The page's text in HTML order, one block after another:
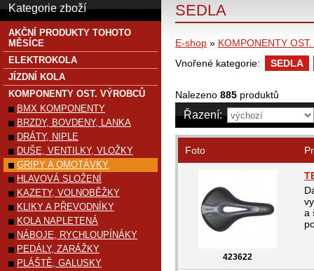
SEDLA
E-shop » KOMPONENTY
Vnořené kategorie:
SEDLA
Nalezeno 885 produktů
Řazení:
Foto
423622
a
Kategorie zboží
AKČNÍ PRODUKTY TOHOTO
MĚSÍCE
ELEKTROKOLA
JÍZDNÍ KOLA
KOMPONENTY OST. VÝROBCŮ
BMX KOMPONENTY
BRZDY, BOVDENY, LANKA
DRÁTY, NIPLE
DUŠE, VENTILKY, VLOŽKY
GRIPY A OMOTÁVKY
HLAVOVÁ SLOŽENÍ
KAZETY, VOLNOBĚŽKY
KLIKY A PŘEVODNÍKY
KOLA NAPLETENÁ
NÁBOJE, RYCHLOUPÍNÁKY
PEDÁLY, ZARÁŽKY
PLÁŠTĚ, GALUSKY